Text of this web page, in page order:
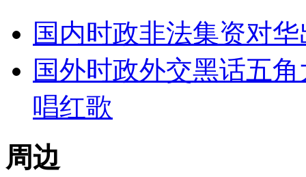
国内时政非法集资对
国外时政外交黑话五
唱红歌
周边